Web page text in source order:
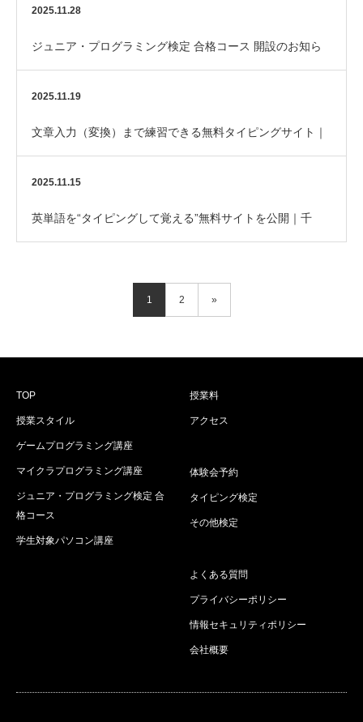
クラ対応｜はなまるパソコン教室
2025.11.28
ジュニア・プログラミング検定 合格コース 開設のお知ら
せ
2025.11.19
文章入力（変換）まで練習できる無料タイピングサイト｜
日本タイピング協会公認の学習ツール
2025.11.15
英単語を“タイピングして覚える”無料サイトを公開｜千
1 2 »
TOP
授業スタイル
ゲームプログラミング講座
マイクラプログラミング講座
ジュニア・プログラミング検定 合
格コース
学生対象パソコン講座
授業料
アクセス
体験会予約
タイピング検定
その他検定
よくある質問
プライバシーポリシー
情報セキュリティポリシー
会社概要